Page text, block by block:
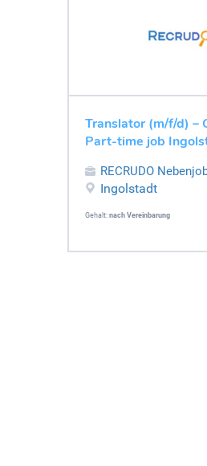
Translator (m/f/d) –
Part-time job
RECRUDO
Ingolstadt
Gehalt: nach Vereinbarung